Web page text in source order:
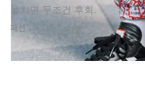
패션
놓치면 무조건 후회.
Oct 26, 2018